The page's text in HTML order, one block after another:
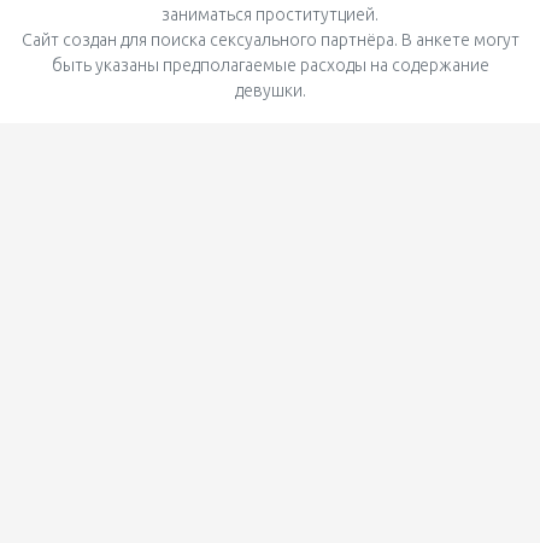
заниматься проститутцией.
Сайт создан для поиска сексуального партнёра. В анкете могут
быть указаны предполагаемые расходы на содержание
девушки.